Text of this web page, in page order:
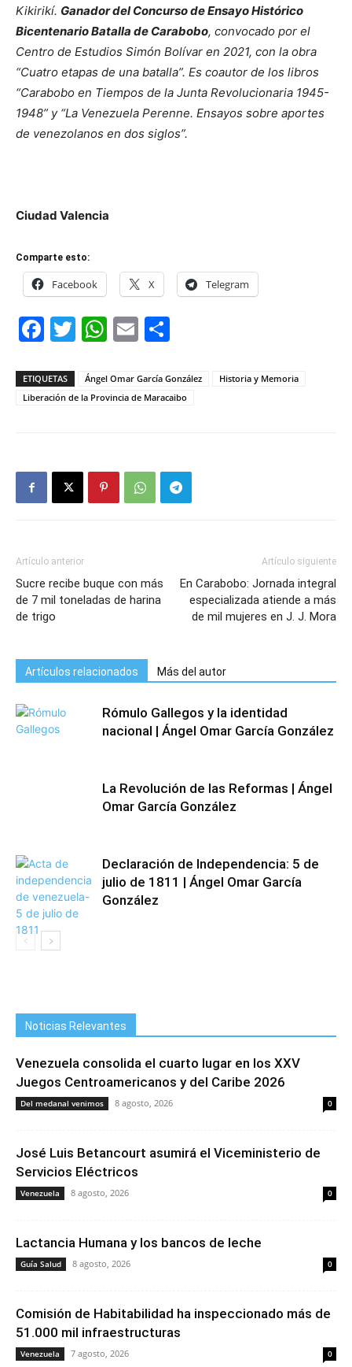
Kikirikí. Ganador del Concurso de Ensayo Histórico
Bicentenario Batalla de Carabobo, convocado por el
Centro de Estudios Simón Bolívar en 2021, con la obra
“Cuatro etapas de una batalla”. Es coautor de los libros
“Carabobo en Tiempos de la Junta Revolucionaria 1945-
1948” y “La Venezuela Perenne. Ensayos sobre aportes
de venezolanos en dos siglos”.
Ciudad Valencia
Comparte esto:
Facebook X Telegram
Facebook
Twitter
WhatsApp
Email
ETIQUETAS Ángel Omar García González
Historia y Memoria
Liberación de la Provincia de Maracaibo
Artículo anterior
Sucre recibe buque con más
de 7 mil toneladas de harina
de trigo
Artículo siguiente
En Carabobo: Jornada integral
especializada atiende a más
de mil mujeres en J. J. Mora
Artículos relacionados Más del autor
Rómulo Gallegos y la identidad
nacional | Ángel Omar García González
La Revolución de las Reformas | Ángel
Omar García González
Declaración de Independencia: 5 de
julio de 1811 | Ángel Omar García
González
Noticias Relevantes
Venezuela consolida el cuarto lugar en los XXV
Juegos Centroamericanos y del Caribe 2026
Del medanal venimos 8 agosto, 2026 0
José Luis Betancourt asumirá el Viceministerio de
Servicios Eléctricos
Venezuela 8 agosto, 2026 0
Lactancia Humana y los bancos de leche
Guía Salud 8 agosto, 2026 0
Comisión de Habitabilidad ha inspeccionado más de
51.000 mil infraestructuras
Venezuela 7 agosto, 2026 0